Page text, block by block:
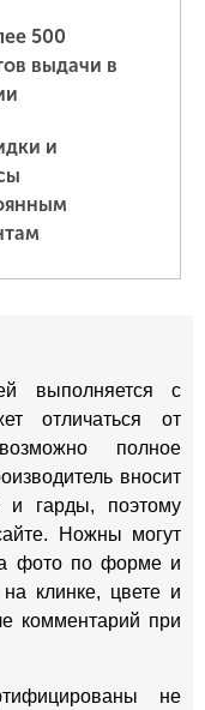
500
выдачи в
и
выполняется с
отличаться от
полное
вносит
гарды, поэтому
Ножны могут
фото по форме и
клинке, цвете и
комментарий при
не